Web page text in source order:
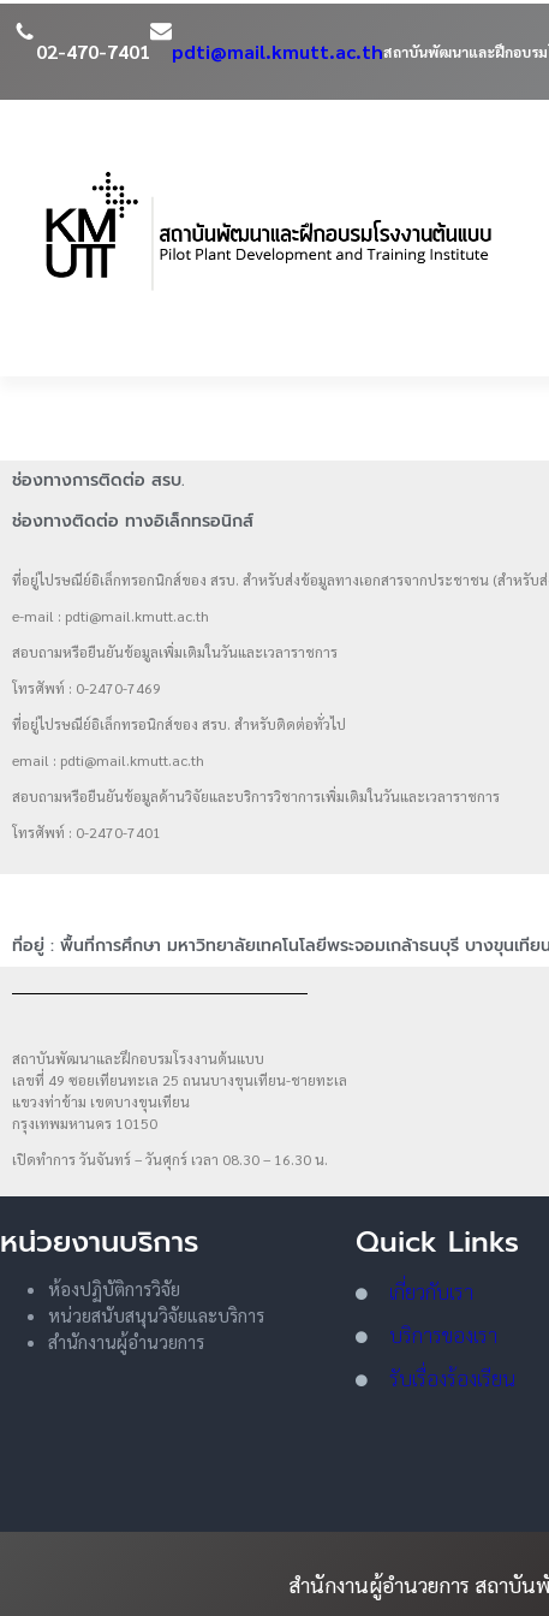
02-470-7401 pdti@mail.kmutt.ac.thสถาบันพัฒนาและฝึกอบรม
ช่องทางการติดต่อ สรบ.
ช่องทางติดต่อ ทางอิเล็กทรอนิกส์
ที่อยู่ไปรษณีย์อิเล็กทรอกนิกส์ของ สรบ. สำหรับส่งข้อมูลทางเอกสารจากประชาชน (สำหรับ
e-mail : pdti@mail.kmutt.ac.th
สอบถามหรือยืนยันข้อมูลเพิ่มเติมในวันและเวลาราชการ
โทรศัพท์ : 0-2470-7469
ที่อยู่ไปรษณีย์อิเล็กทรอนิกส์ของ สรบ. สำหรับติดต่อทั่วไป
email : pdti@mail.kmutt.ac.th
สอบถามหรือยืนยันข้อมูลด้านวิจัยและบริการวิชาการเพิ่มเติมในวันและเวลาราชการ
โทรศัพท์ : 0-2470-7401
ที่อยู่ : พื้นที่การศึกษา มหาวิทยาลัยเทคโนโลยีพระจอมเกล้าธนบุรี บางขุนเทียน
สถาบันพัฒนาและฝึกอบรมโรงงานต้นแบบ
เลขที่ 49 ซอยเทียนทะเล 25 ถนนบางขุนเทียน-ชายทะเล
แขวงท่าข้าม เขตบางขุนเทียน
กรุงเทพมหานคร 10150
เปิดทำการ วันจันทร์ – วันศุกร์ เวลา 08.30 – 16.30 น.
หน่วยงานบริการ
ห้องปฏิบัติการวิจัย
หน่วยสนับสนุนวิจัยและบริการ
สำนักงานผู้อำนวยการ
Quick Links
เกี่ยวกับเรา
บริการของเรา
รับเรื่องร้องเรียน
สำนักงานผู้อำนวยการ สถาบั